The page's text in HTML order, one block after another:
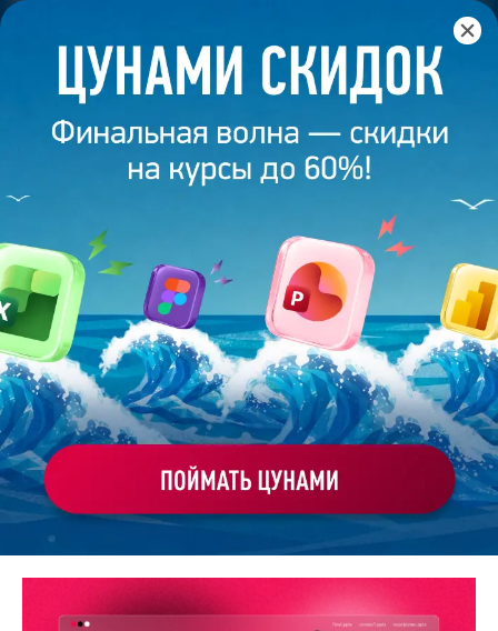
Как и сколько можно заработать на
дизайне презентаций?
25 июня 2024 минут 13 654
КАК И СКОЛЬКО МОЖНО ЗАРАБОТАТЬ
НА ДИЗАЙНЕ ПРЕЗЕНТАЦИЙ?
Поделиться
Татьяна Малик
Маркетолог, автор и редактор